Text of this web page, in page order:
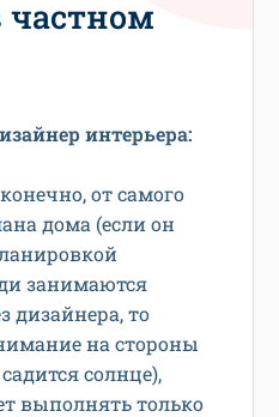
частном
интерьера:
от самого
дома (если он
занимаются
дизайнера, то
на стороны
солнце),
выполнять только